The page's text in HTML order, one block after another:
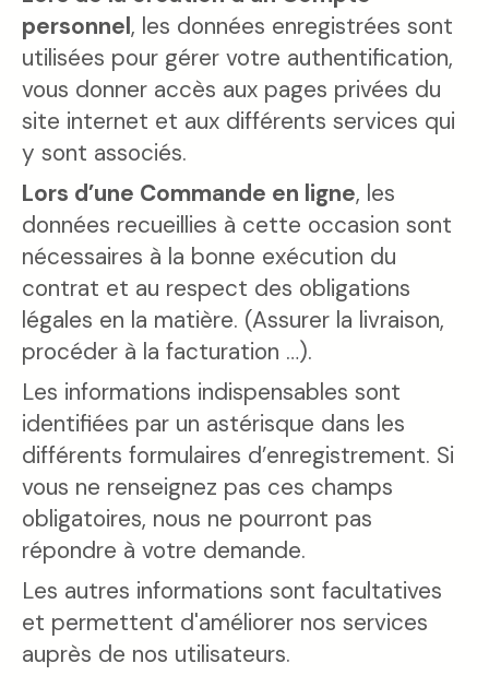
personnel, les données enregistrées sont
utilisées pour gérer votre authentification,
vous donner accès aux pages privées du
site internet et aux différents services qui
y sont associés.
Lors d’une Commande en ligne, les
données recueillies à cette occasion sont
nécessaires à la bonne exécution du
contrat et au respect des obligations
légales en la matière. (Assurer la livraison,
procéder à la facturation …).
Les informations indispensables sont
identifiées par un astérisque dans les
différents formulaires d’enregistrement. Si
vous ne renseignez pas ces champs
obligatoires, nous ne pourront pas
répondre à votre demande.
Les autres informations sont facultatives
et permettent d'améliorer nos services
auprès de nos utilisateurs.